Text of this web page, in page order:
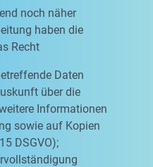
noch näher
haben die
Recht
Daten
über die
Informationen
sowie auf Kopien
DSGVO);